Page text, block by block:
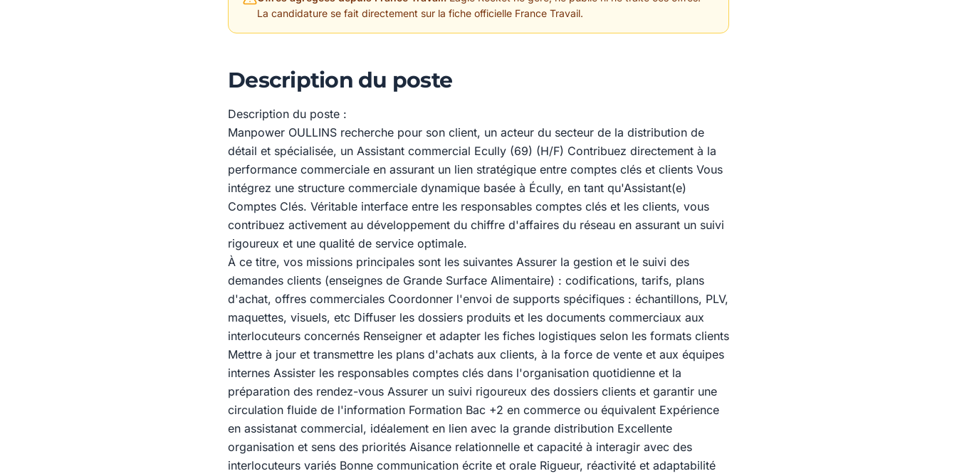
La candidature se fait directement sur la fiche officielle France Travail.
Description du poste
Description du poste :
Manpower OULLINS recherche pour son client, un acteur du secteur de la distribution de
détail et spécialisée, un Assistant commercial Ecully (69) (H/F) Contribuez directement à la
performance commerciale en assurant un lien stratégique entre comptes clés et clients Vous
intégrez une structure commerciale dynamique basée à Écully, en tant qu'Assistant(e)
Comptes Clés. Véritable interface entre les responsables comptes clés et les clients, vous
contribuez activement au développement du chiffre d'affaires du réseau en assurant un suivi
rigoureux et une qualité de service optimale.
À ce titre, vos missions principales sont les suivantes Assurer la gestion et le suivi des
demandes clients (enseignes de Grande Surface Alimentaire) : codifications, tarifs, plans
d'achat, offres commerciales Coordonner l'envoi de supports spécifiques : échantillons, PLV,
maquettes, visuels, etc Diffuser les dossiers produits et les documents commerciaux aux
interlocuteurs concernés Renseigner et adapter les fiches logistiques selon les formats clients
Mettre à jour et transmettre les plans d'achats aux clients, à la force de vente et aux équipes
internes Assister les responsables comptes clés dans l'organisation quotidienne et la
préparation des rendez-vous Assurer un suivi rigoureux des dossiers clients et garantir une
circulation fluide de l'information Formation Bac +2 en commerce ou équivalent Expérience
en assistanat commercial, idéalement en lien avec la grande distribution Excellente
organisation et sens des priorités Aisance relationnelle et capacité à interagir avec des
interlocuteurs variés Bonne communication écrite et orale Rigueur, réactivité et adaptabilité